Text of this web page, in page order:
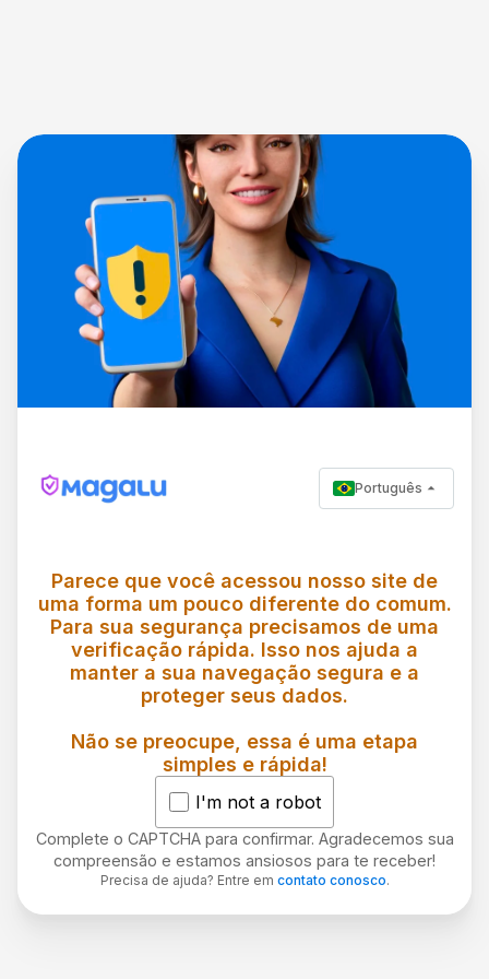
Português
Parece que você acessou nosso site de
uma forma um pouco diferente do comum.
Para sua segurança precisamos de uma
verificação rápida. Isso nos ajuda a
manter a sua navegação segura e a
proteger seus dados.
Não se preocupe, essa é uma etapa
simples e rápida!
I'm not a robot
Complete o CAPTCHA para confirmar. Agradecemos sua
compreensão e estamos ansiosos para te receber!
Precisa de ajuda? Entre em contato conosco.